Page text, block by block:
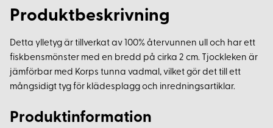
Produktbeskrivning
Detta ylletyg är tillverkat av 100% återvunnen ull och har ett
fiskbensmönster med en bredd på cirka 2 cm. Tjockleken är
jämförbar med Korps tunna vadmal, vilket gör det till ett
mångsidigt tyg för klädesplagg och inredningsartiklar.
Produktinformation